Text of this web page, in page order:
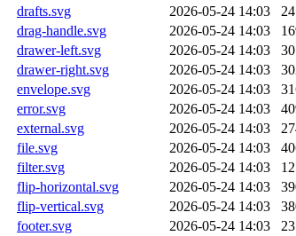
drafts.svg
2026-05-24 14:03
drag-handle.svg
2026-05-24 14:03
drawer-left.svg
2026-05-24 14:03
drawer-right.svg
2026-05-24 14:03
envelope.svg
2026-05-24 14:03
error.svg
2026-05-24 14:03
external.svg
2026-05-24 14:03
file.svg
2026-05-24 14:03
filter.svg
2026-05-24 14:03
flip-horizontal.svg
2026-05-24 14:03
flip-vertical.svg
2026-05-24 14:03
footer.svg
2026-05-24 14:03